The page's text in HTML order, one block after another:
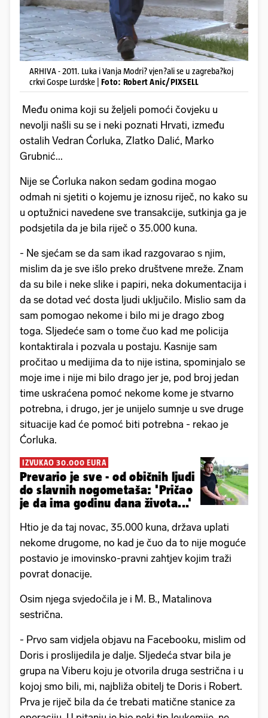
ARHIVA - 2011. Luka i Vanja Modri? vjen?ali se u zagreba?koj
crkvi Gospe Lurdske | Foto: Robert Anic/PIXSELL
Među onima koji su željeli pomoći čovjeku u
nevolji našli su se i neki poznati Hrvati, između
ostalih Vedran Ćorluka, Zlatko Dalić, Marko
Grubnić...
Nije se Ćorluka nakon sedam godina mogao
odmah ni sjetiti o kojemu je iznosu riječ, no kako su
u optužnici navedene sve transakcije, sutkinja ga je
podsjetila da je bila riječ o 35.000 kuna.
- Ne sjećam se da sam ikad razgovarao s njim,
mislim da je sve išlo preko društvene mreže. Znam
da su bile i neke slike i papiri, neka dokumentacija i
da se dotad već dosta ljudi uključilo. Mislio sam da
sam pomogao nekome i bilo mi je drago zbog
toga. Sljedeće sam o tome čuo kad me policija
kontaktirala i pozvala u postaju. Kasnije sam
pročitao u medijima da to nije istina, spominjalo se
moje ime i nije mi bilo drago jer je, pod broj jedan
time uskraćena pomoć nekome kome je stvarno
potrebna, i drugo, jer je unijelo sumnje u sve druge
situacije kad će pomoć biti potrebna - rekao je
Ćorluka.
IZVUKAO 30.000 EURA
Prevario je sve - od običnih ljudi
do slavnih nogometaša: 'Pričao
je da ima godinu dana života...'
Htio je da taj novac, 35.000 kuna, država uplati
nekome drugome, no kad je čuo da to nije moguće
postavio je imovinsko-pravni zahtjev kojim traži
povrat donacije.
Osim njega svjedočila je i M. B., Matalinova
sestrična.
- Prvo sam vidjela objavu na Facebooku, mislim od
Doris i proslijedila je dalje. Sljedeća stvar bila je
grupa na Viberu koju je otvorila druga sestrična i u
kojoj smo bili, mi, najbliža obitelj te Doris i Robert.
Prva je riječ bila da će trebati matične stanice za